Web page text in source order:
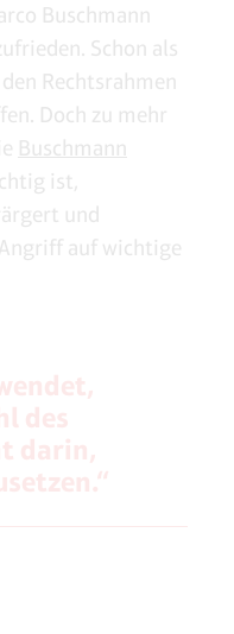
Buschmann
Schon als
Rechtsrahmen
Doch zu mehr
Buschmann
ist,
und
auf wichtige